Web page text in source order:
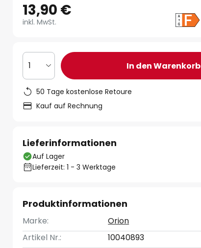
13,90 €
inkl. MwSt.
1 In den Warenkorb
50 Tage kostenlose Retoure
Kauf auf Rechnung
Lieferinformationen
Auf Lager
Lieferzeit: 1 - 3 Werktage
Produktinformationen
Marke:
Orion
Artikel Nr.:
10040893